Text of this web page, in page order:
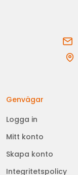
Genvägar
Logga in
Mitt konto
Skapa konto
Integritetspolicy